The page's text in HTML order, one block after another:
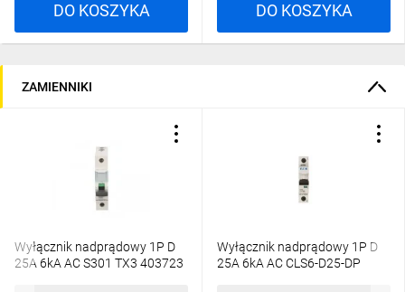
DO KOSZYKA DO KOSZYKA
ZAMIENNIKI
Wyłącznik nadprądowy 1P D
25A 6kA AC S301 TX3 403723
Wyłącznik nadprądowy 1P D
25A 6kA AC CLS6-D25-DP